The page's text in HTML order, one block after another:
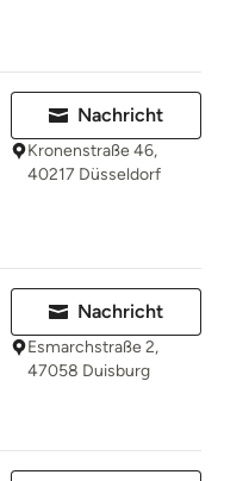
Nachricht
Kronenstraße 46,
40217 Düsseldorf
Nachricht
Esmarchstraße 2,
47058 Duisburg